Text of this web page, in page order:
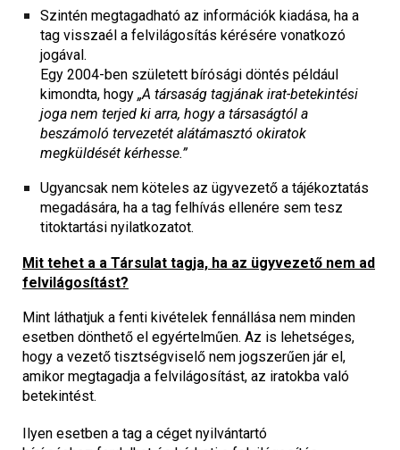
Szintén megtagadható az információk kiadása, ha a
tag visszaél a felvilágosítás kérésére vonatkozó
jogával.
Egy 2004-ben született bírósági döntés például
kimondta, hogy„A társaság tagjának irat-betekintési
joga nem terjed ki arra, hogy a társaságtól a
beszámoló tervezetét alátámasztó okiratok
megküldését kérhesse.”
Ugyancsak nem köteles az ügyvezető a tájékoztatás
megadására, ha a tag felhívás ellenére sem tesz
titoktartási nyilatkozatot.
Mit tehet a a Társulat tagja, ha az ügyvezető nem ad
felvilágosítást?
Mint láthatjuk a fenti kivételek fennállása nem minden
esetben dönthető el egyértelműen. Az is lehetséges,
hogy a vezető tisztségviselő nem jogszerűen jár el,
amikor megtagadja a felvilágosítást, az iratokba való
betekintést.
Ilyen esetben a tag a céget nyilvántartó